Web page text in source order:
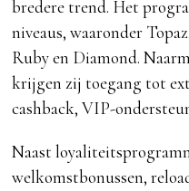
bredere trend. Het
niveaus, waaronder
Ruby en Diamond.
krijgen zij toegang tot
cashback, VIP-
Naast
welkomstbonussen,